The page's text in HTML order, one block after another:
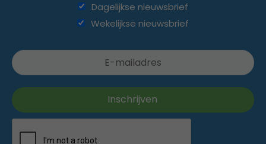
Dagelijkse nieuwsbrief
Wekelijkse nieuwsbrief